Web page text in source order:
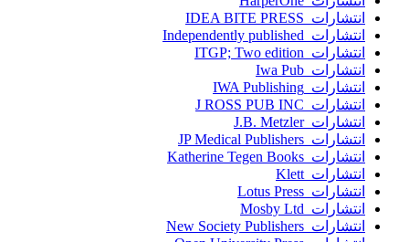
انتشارات IDEA BITE PRESS
انتشارات Independently published
انتشارات ITGP; Two edition
انتشارات Iwa Pub
انتشارات IWA Publishing
انتشارات J ROSS PUB INC
انتشارات J.B. Metzler
انتشارات JP Medical Publishers
انتشارات Katherine Tegen Books
انتشارات Klett
انتشارات Lotus Press
انتشارات Mosby Ltd
انتشارات New Society Publishers